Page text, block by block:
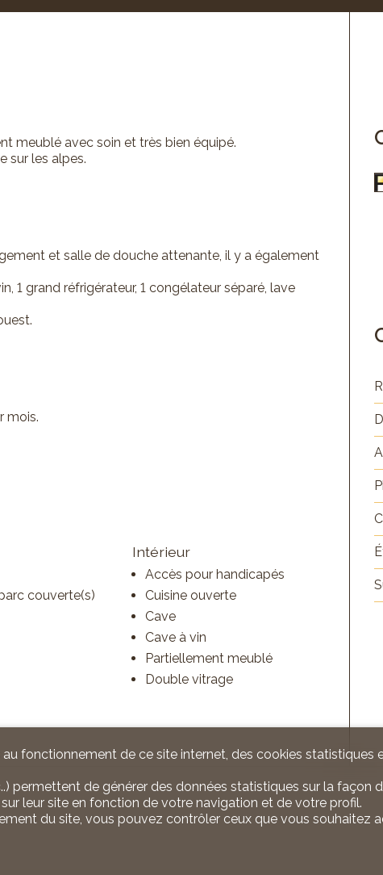
meublé avec soin et très bien équipé.
sur les alpes.
et salle de douche attenante, il y a également
1 grand réfrigérateur, 1 congélateur séparé, lave
mois.
couverte(s)
Intérieur
Accès pour handicapés
Cuisine ouverte
Cave
Cave à vin
Partiellement meublé
Double vitrage
fonctionnement de ce site internet, des cookies statistiques
permettent de générer des données statistiques sur la façon
leur site en fonction de votre navigation et de votre profil.
du site, vous pouvez contrôler ceux que vous souhaitez